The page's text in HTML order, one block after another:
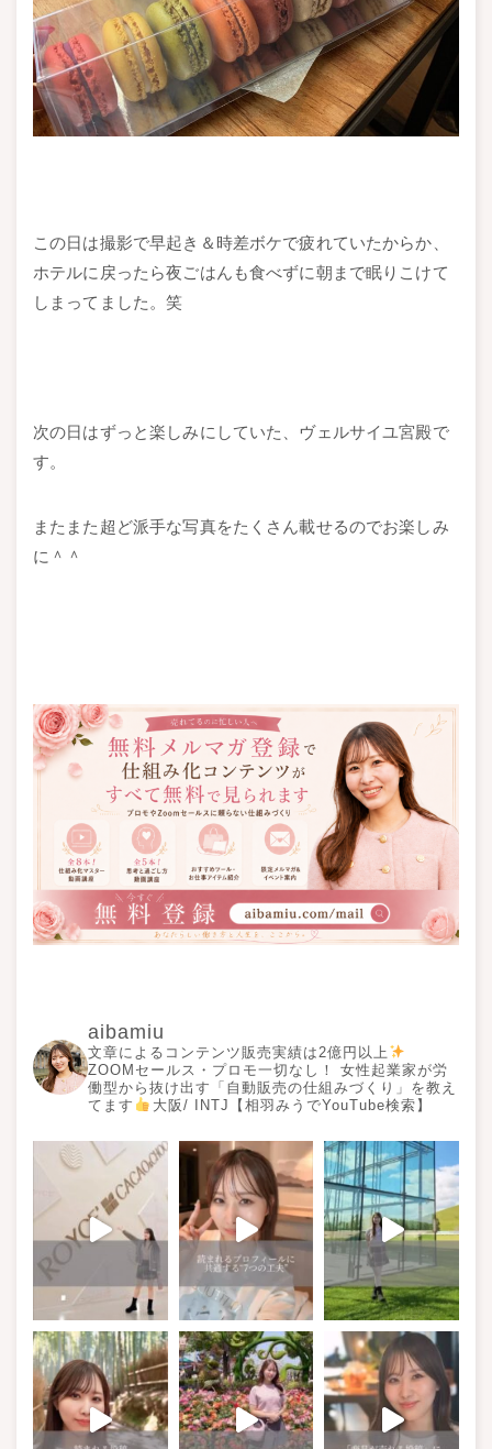
この日は撮影で早起き＆時差ボケで疲れていたからか、
ホテルに戻ったら夜ごはんも食べずに朝まで眠りこけて
しまってました。笑
次の日はずっと楽しみにしていた、ヴェルサイユ宮殿で
す。
またまた超ど派手な写真をたくさん載せるのでお楽しみ
に＾＾
aibamiu
文章によるコンテンツ販売実績は2億円以上
ZOOMセールス・プロモ一切なし！ 女性起業家が労
働型から抜け出す「自動販売の仕組みづくり」を教え
てます
大阪/ INTJ【相羽みうでYouTube検索】